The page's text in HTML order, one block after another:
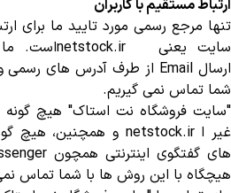
ارتباط مستقیم با کاربران
تنها مرجع رسمی مورد تایید ما برای
سایت یعنی
netstock.irاست.
ارسالEmail از طرف آدرس های رسمی
شما تماس نمی گیریم.
"سایت فروشگاه نت استاک" هیچ گونه
غیر اnetstock.ir و همچنین، هیچ
های گفتگوی اینترنتی همچون
هیچگاه با این روش ها با شما تماس